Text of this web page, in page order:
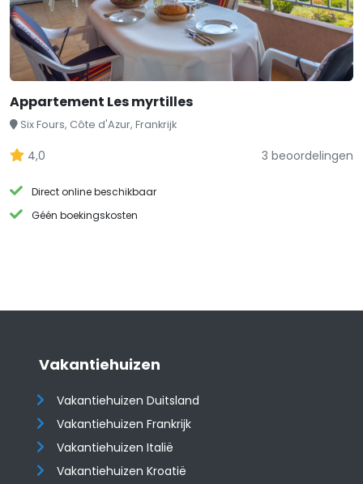
Appartement Les myrtilles
Six Fours, Côte d'Azur, Frankrijk
4,0 3 beoordelingen
Direct online beschikbaar
Géén boekingskosten
Vakantiehuizen
Vakantiehuizen Duitsland
Vakantiehuizen Frankrijk
Vakantiehuizen Italië
Vakantiehuizen Kroatië